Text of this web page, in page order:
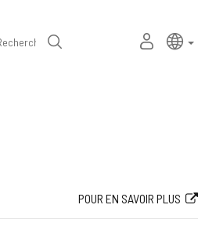
Recherche
MON
ESPACE
Sélecteur
de
Langue
POUR EN SAVOIR PLUS